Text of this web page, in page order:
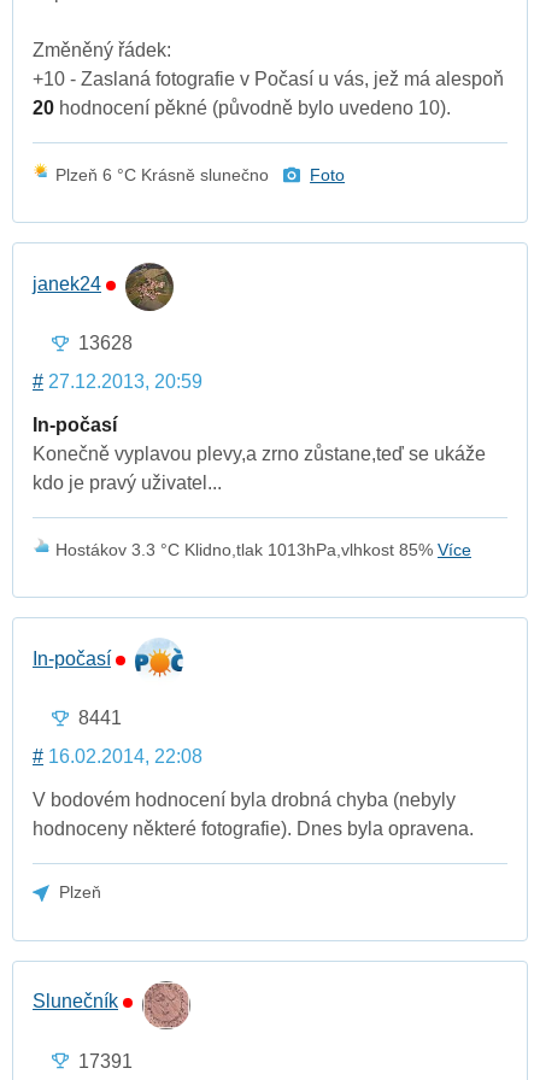
Změněný řádek:
+10 - Zaslaná fotografie v Počasí u vás, jež má alespoň
20 hodnocení pěkné (původně bylo uvedeno 10).
Plzeň 6 °C Krásně slunečno Foto
janek24
13628
# 27.12.2013, 20:59
In-počasí
Konečně vyplavou plevy,a zrno zůstane,teď se ukáže
kdo je pravý uživatel...
Hostákov 3.3 °C Klidno,tlak 1013hPa,vlhkost 85% Více
In-počasí
8441
# 16.02.2014, 22:08
V bodovém hodnocení byla drobná chyba (nebyly
hodnoceny některé fotografie). Dnes byla opravena.
Plzeň
Slunečník
17391